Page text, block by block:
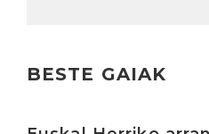
BESTE GAIAK